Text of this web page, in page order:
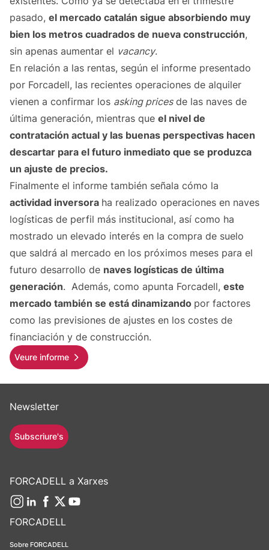
pasado, el mercado catalán sigue absorbiendo muy
bien los metros cuadrados de nueva construcción,
sin apenas aumentar el vacancy.
En relación a las rentas, según el informe presentado
por Forcadell, las recientes operaciones de alquiler
vienen a confirmar los asking pricesde las naves de
última generación, mientras que el nivel de
contratación actual y las buenas perspectivas hacen
descartar para el futuro inmediato que se produzca
un ajuste de precios.
Finalmente el informe también señala cómo la
actividad inversora ha realizado operaciones en naves
logísticas de perfil más institucional, así como ha
mostrado un elevado interés en la compra de suelo
que saldrá al mercado en los próximos meses para el
futuro desarrollo de naves logísticas de última
generación. Además, como apunta Forcadell, este
mercado también se está dinamizando por factores
como las previsiones de ajustes en los costes de
financiación y de construcción.
Veure informe
FORCADELL
Sobre FORCADELL
Newsletter
Subscriure's
FORCADELL a Xarxes